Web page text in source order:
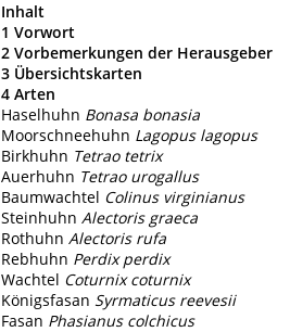
Inhalt
1 Vorwort
2 Vorbemerkungen der Herausgeber
3 Übersichtskarten
4 Arten
Haselhuhn Bonasa bonasia
Moorschneehuhn Lagopus lagopus
Birkhuhn Tetrao tetrix
Auerhuhn Tetrao urogallus
Baumwachtel Colinus virginianus
Steinhuhn Alectoris graeca
Rothuhn Alectoris rufa
Rebhuhn Perdix perdix
Wachtel Coturnix coturnix
Königsfasan Syrmaticus reevesii
Fasan Phasianus colchicus